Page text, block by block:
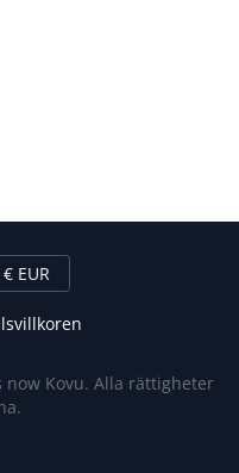
Svenska / € EUR
Kovu. Alla rättigheter